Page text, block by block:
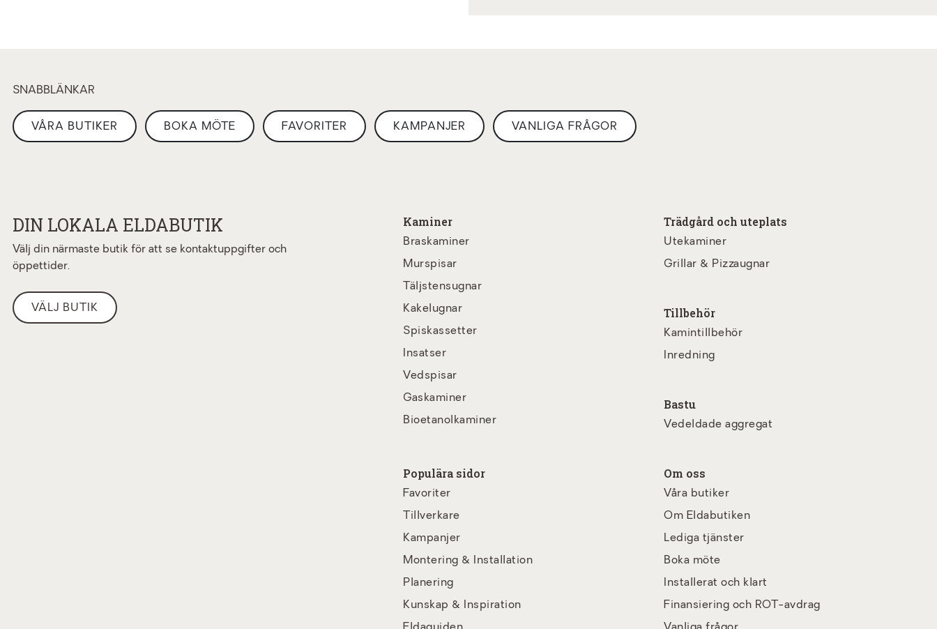
SNABBLÄNKAR
VÅRA BUTIKER BOKA MÖTE FAVORITER KAMPANJER VANLIGA FRÅGOR
DIN LOKALA ELDABUTIK
Välj din närmaste butik för att se kontaktuppgifter och
öppettider.
VÄLJ BUTIK
Kaminer
Braskaminer
Murspisar
Täljstensugnar
Kakelugnar
Spiskassetter
Insatser
Vedspisar
Gaskaminer
Bioetanolkaminer
Trädgård och uteplats
Utekaminer
Grillar & Pizzaugnar
Tillbehör
Kamintillbehör
Inredning
Bastu
Vedeldade aggregat
Populära sidor
Favoriter
Tillverkare
Kampanjer
Montering & Installation
Planering
Kunskap & Inspiration
Om oss
Våra butiker
Om Eldabutiken
Lediga tjänster
Boka möte
Installerat och klart
Finansiering och ROT-avdrag